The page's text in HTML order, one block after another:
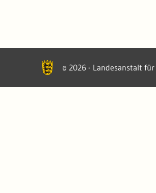
2026 - Landesanstalt